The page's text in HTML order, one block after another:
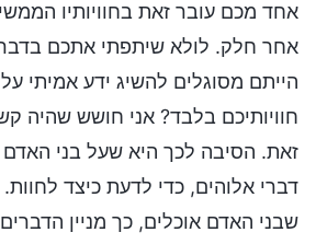
אחד מכם עובר זאת בחוויותיו
אחר חלק. לולא שיתפתי אתכם
הייתם מסוגלים להשיג ידע אמיתי
חוויותיכם בלבד? אני חושש שהיה
זאת. הסיבה לכך היא שעל בני
דברי אלוהים, כדי לדעת כיצד לחוות.
שבני האדם אוכלים, כך מניין